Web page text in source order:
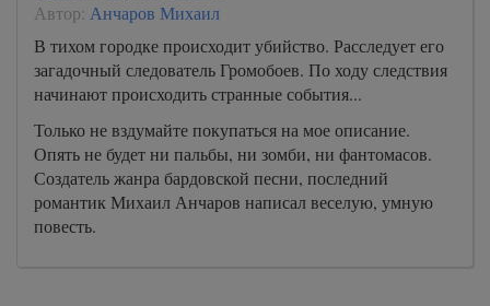
Автор: Анчаров Михаил
В тихом городке происходит убийство. Расследует его
загадочный следователь Громобоев. По ходу следствия
начинают происходить странные события...
Только не вздумайте покупаться на мое описание.
Опять не будет ни пальбы, ни зомби, ни фантомасов.
Создатель жанра бардовской песни, последний
романтик Михаил Анчаров написал веселую, умную
повесть.